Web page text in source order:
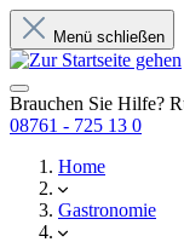
Menü schließen
Brauchen Sie Hilfe?
08761 - 725 13 0
Home
Gastronomie